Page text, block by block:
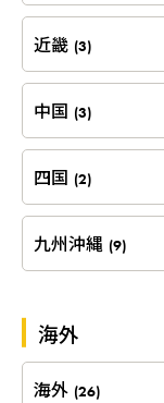
近畿 (3)
中国 (3)
四国 (2)
九州沖縄 (9)
海外
海外 (26)